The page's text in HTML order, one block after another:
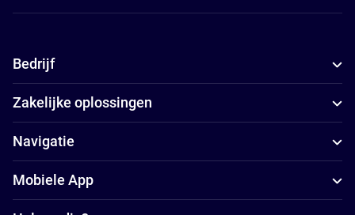
Bedrijf
Zakelijke oplossingen
Navigatie
Mobiele App